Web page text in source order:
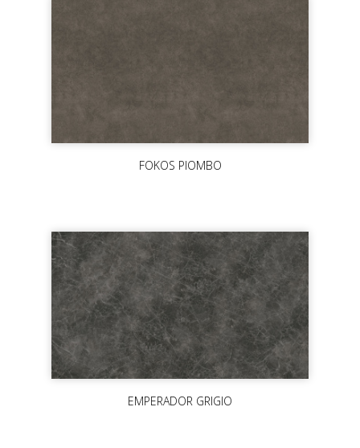
FOKOS PIOMBO
EMPERADOR GRIGIO